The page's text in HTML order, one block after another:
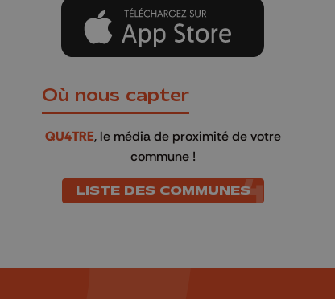
Où nous capter
QU4TRE, le média de proximité de votre
commune !
LISTE DES COMMUNES